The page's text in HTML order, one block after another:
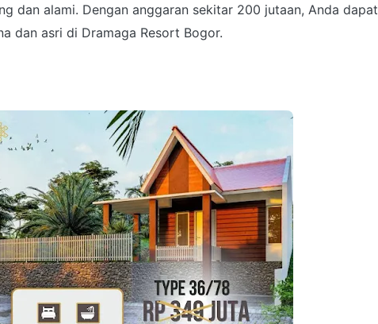
dan alami. Dengan anggaran sekitar 200 jutaan, Anda dapat
dan asri di Dramaga Resort Bogor.